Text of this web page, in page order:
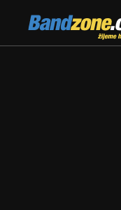
Bandzone.cz
žijeme hudbou